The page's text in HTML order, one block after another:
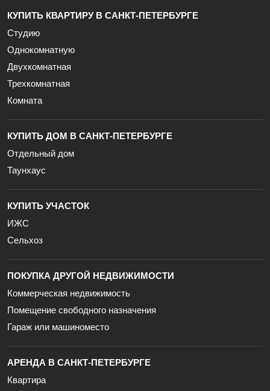
КУПИТЬ КВАРТИРУ В САНКТ-ПЕТЕРБУРГЕ
Студию
Однокомнатную
Двухкомнатная
Трехкомнатная
Комната
КУПИТЬ ДОМ В САНКТ-ПЕТЕРБУРГЕ
Отдельный дом
Таунхаус
КУПИТЬ УЧАСТОК
ИЖС
Сельхоз
ПОКУПКА ДРУГОЙ НЕДВИЖИМОСТИ
Коммерческая недвижимость
Помещение свободного назначения
Гараж или машиноместо
АРЕНДА В САНКТ-ПЕТЕРБУРГЕ
Квартира